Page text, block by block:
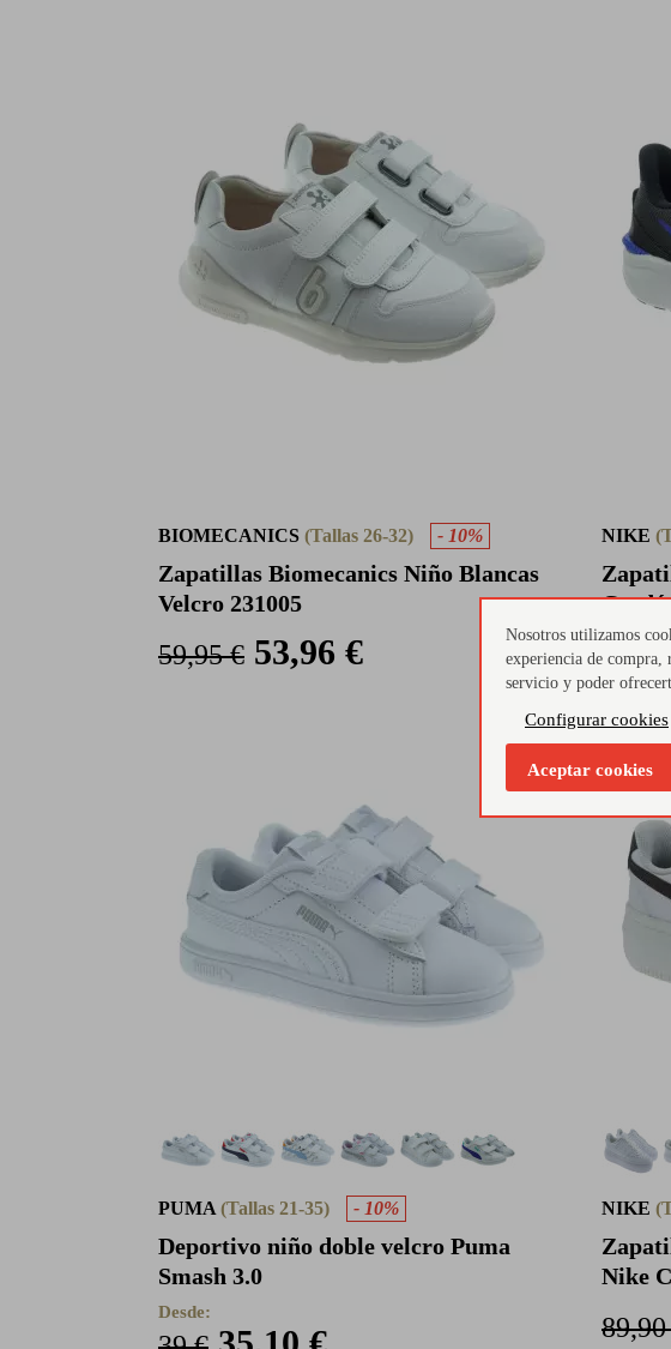
BIOMECANICS (Tallas 26-32) - 10%
Zapatillas Biomecanics Niño Blancas
Velcro 231005
59,95 € 53,96 €
NIKE
55 €
PUMA (Tallas 21-35) - 10%
Deportivo niño doble velcro Puma
Smash 3.0
Desde:
NIKE
Nike
Nosotros utilizamos
experiencia de compra,
servicio y poder
Configurar cookies
Aceptar cookies